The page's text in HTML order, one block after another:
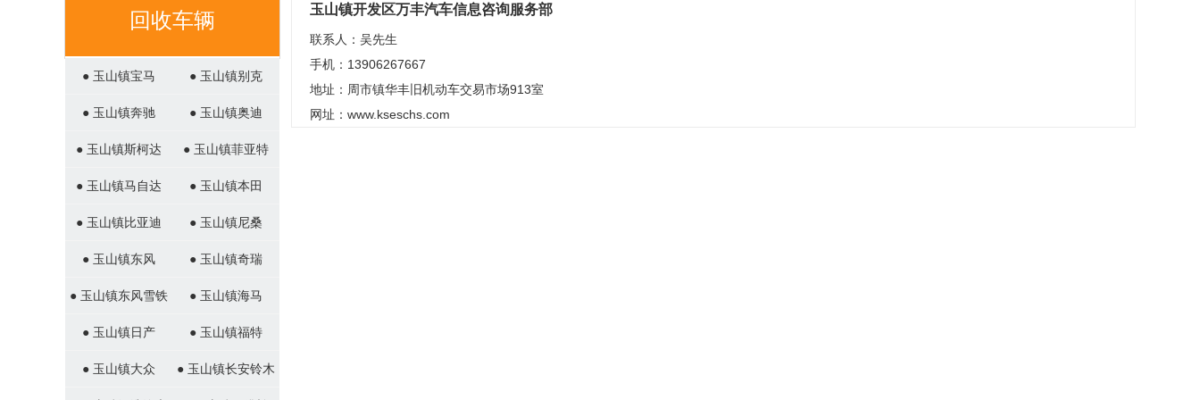
回收车辆
● 玉山镇宝马 ● 玉山镇别克
● 玉山镇奔驰 ● 玉山镇奥迪
● 玉山镇斯柯达 ● 玉山镇菲亚特
● 玉山镇马自达 ● 玉山镇本田
● 玉山镇比亚迪 ● 玉山镇尼桑
● 玉山镇东风 ● 玉山镇奇瑞
● 玉山镇东风雪铁
龙
● 玉山镇海马
● 玉山镇日产 ● 玉山镇福特
● 玉山镇大众 ● 玉山镇长安铃木
玉山镇开发区万丰汽车信息咨询服务部
联系人：吴先生
手机：13906267667
地址：周市镇华丰旧机动车交易市场913室
网址： www.kseschs.com